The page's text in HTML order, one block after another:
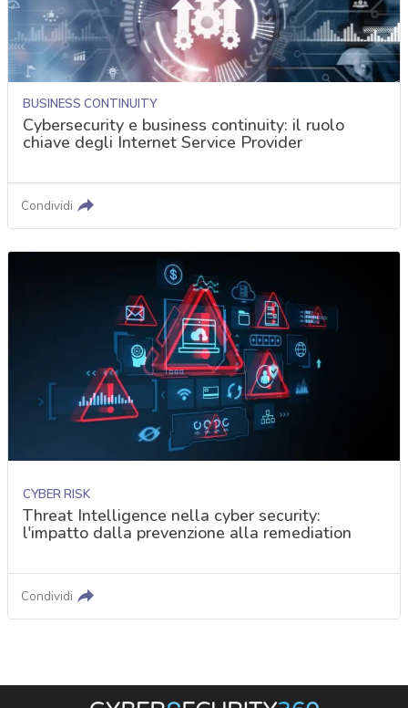
BUSINESS CONTINUITY
Cybersecurity e business continuity: il ruolo
chiave degli Internet Service Provider
Condividi
CYBER RISK
Threat Intelligence nella cyber security:
l'impatto dalla prevenzione alla remediation
Condividi